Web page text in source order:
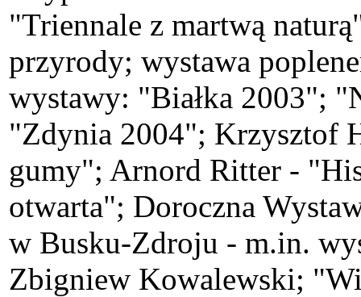
"Triennale z martwą
przyrody; wystawa
wystawy: "Białka 2003";
"Zdynia 2004"; Krzysztof
gumy"; Arnord Ritter -
otwarta"; Doroczna
w Busku-Zdroju - m.in.
Zbigniew Kowalewski;